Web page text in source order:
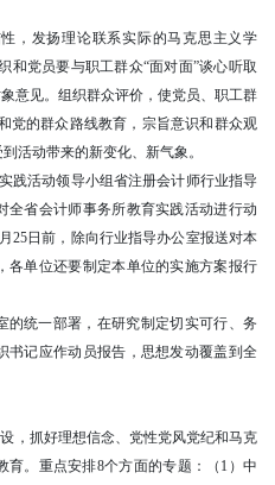
，发扬理论联系实际的马克思主义学
和党员要与职工群众“面对面”谈心听取
意见。组织群众评价，使党员、职工群
党的群众路线教育，宗旨意识和群众观
活动带来的新变化、新气象。
践活动领导小组省注册会计师行业指导
全省会计师事务所教育实践活动进行动
25日前，除向行业指导办公室报送对本
各单位还要制定本单位的实施方案报行
的统一部署，在研究制定切实可行、务
书记应作动员报告，思想发动覆盖到全
，抓好理想信念、党性党风党纪和马克
。重点安排8个方面的专题：（1）中